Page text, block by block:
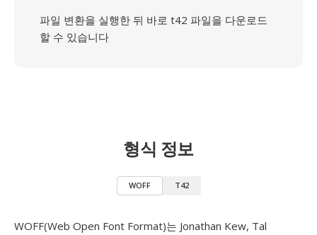
파일 변환을 실행한 뒤 바로 t42 파일을 다운로드
할 수 있습니다
형식 정보
WOFF T42
WOFF(Web Open Font Format)는 Jonathan Kew, Tal